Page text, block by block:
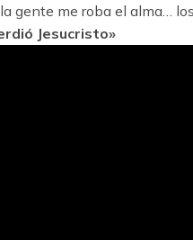
gente me roba el alma…
Jesucristo»